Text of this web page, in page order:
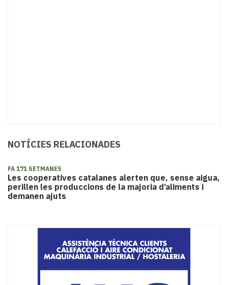
NOTÍCIES RELACIONADES
FA 171 SETMANES
Les cooperatives catalanes alerten que, sense aigua,
perillen les produccions de la majoria d’aliments i
demanen ajuts